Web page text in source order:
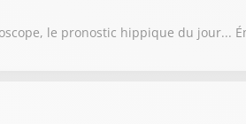
le pronostic hippique du jour...